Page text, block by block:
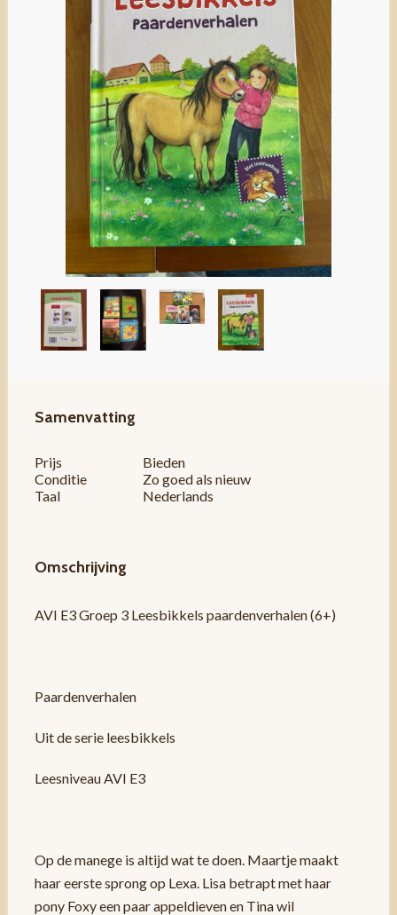
Samenvatting
Prijs
Bieden
Conditie
Zo goed als nieuw
Taal
Nederlands
Omschrijving
AVI E3 Groep 3 Leesbikkels paardenverhalen (6+)
Paardenverhalen
Uit de serie leesbikkels
Leesniveau AVI E3
Op de manege is altijd wat te doen. Maartje maakt
haar eerste sprong op Lexa. Lisa betrapt met haar
pony Foxy een paar appeldieven en Tina wil